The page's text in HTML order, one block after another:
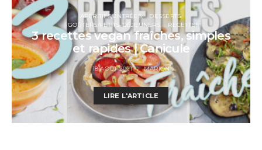
APÉRITIFS/ENTRÉES
DESSERTS
GOÛTERS/PETITS-DÉJEUNERS
RECETTES
3 recettes vegan fraîches, simples
et rapides | Canicule
18 AOÛT 2021 MARION
LIRE L'ARTICLE